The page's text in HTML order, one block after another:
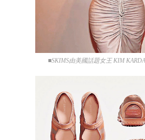
■SKIMS由美國話題女王 KIM